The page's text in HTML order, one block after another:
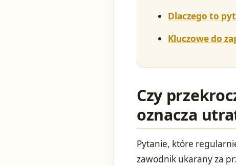
Dlaczego to
Kluczowe do
Czy
oznacza
Pytanie, które
zawodnik ukarany za